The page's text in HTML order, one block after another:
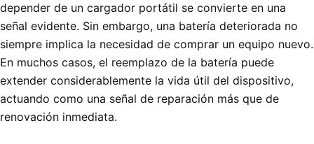
depender de un cargador portátil se convierte en una
señal evidente. Sin embargo, una batería deteriorada no
siempre implica la necesidad de comprar un equipo nuevo.
En muchos casos, el reemplazo de la batería puede
extender considerablemente la vida útil del dispositivo,
actuando como una señal de reparación más que de
renovación inmediata.